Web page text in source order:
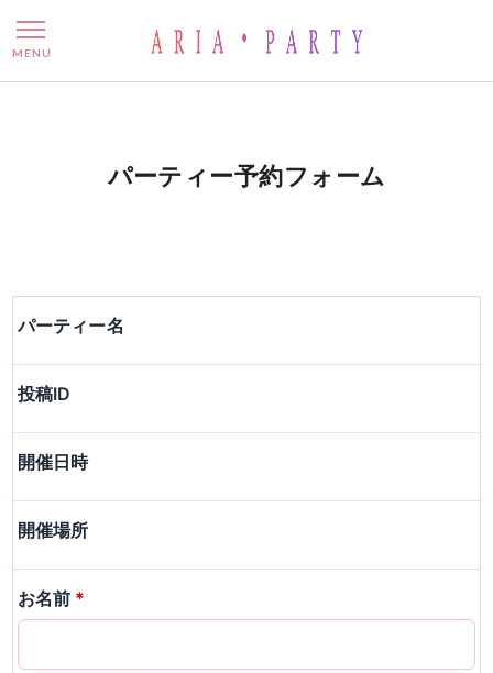
パーティー予約フォーム
MENU
パーティー予約フォーム
パーティー名
投稿ID
開催日時
開催場所
お名前 *